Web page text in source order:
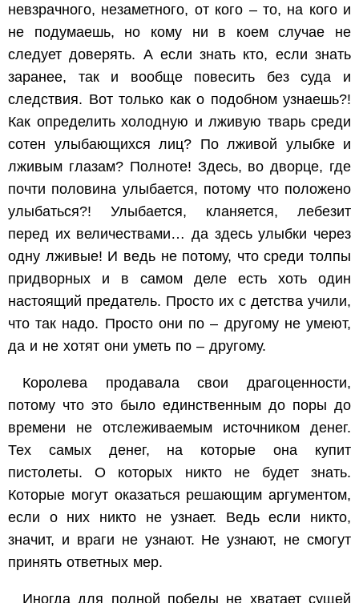
невзрачного, незаметного, от кого – то, на кого и
не подумаешь, но кому ни в коем случае не
следует доверять. А если знать кто, если знать
заранее, так и вообще повесить без суда и
следствия. Вот только как о подобном узнаешь?!
Как определить холодную и лживую тварь среди
сотен улыбающихся лиц? По лживой улыбке и
лживым глазам? Полноте! Здесь, во дворце, где
почти половина улыбается, потому что положено
улыбаться?! Улыбается, кланяется, лебезит
перед их величествами… да здесь улыбки через
одну лживые! И ведь не потому, что среди толпы
придворных и в самом деле есть хоть один
настоящий предатель. Просто их с детства учили,
что так надо. Просто они по – другому не умеют,
да и не хотят они уметь по – другому.
Королева продавала свои драгоценности,
потому что это было единственным до поры до
времени не отслеживаемым источником денег.
Тех самых денег, на которые она купит
пистолеты. О которых никто не будет знать.
Которые могут оказаться решающим аргументом,
если о них никто не узнает. Ведь если никто,
значит, и враги не узнают. Не узнают, не смогут
принять ответных мер.
Иногда для полной победы не хватает сущей